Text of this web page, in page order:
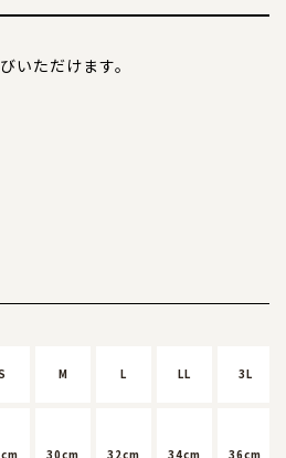
いただけます。
M L LL 3L
30cm 32cm 34cm 36cm